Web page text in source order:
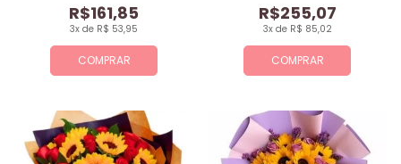
COMPRAR
3x de R$ 53,95
R$161,85
COMPRAR
3x de R$ 85,02
R$255,07